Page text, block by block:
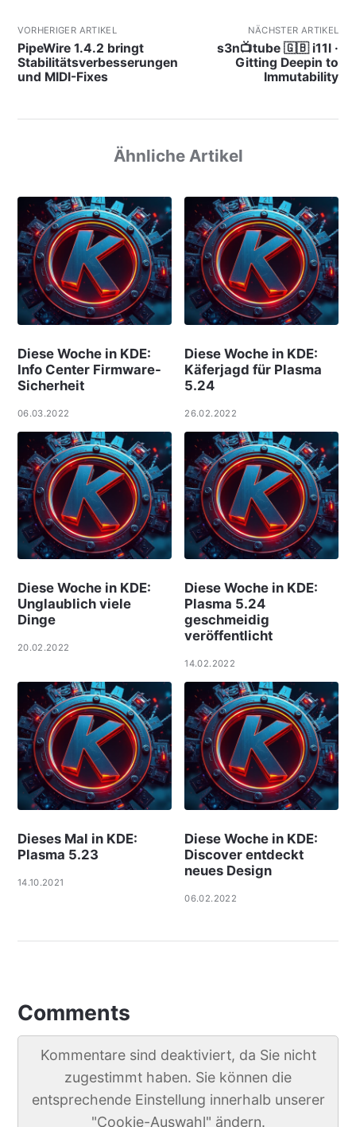
VORHERIGER ARTIKEL
PipeWire 1.4.2 bringt
Stabilitätsverbesserungen
und MIDI-Fixes
NÄCHSTER ARTIKEL
s3n📺tube 🇬🇧 i11l ·
Gitting Deepin to
Immutability
Ähnliche Artikel
Diese Woche in KDE:
Info Center Firmware-
Sicherheit
06.03.2022
Diese Woche in KDE:
Käferjagd für Plasma
5.24
26.02.2022
Diese Woche in KDE:
Unglaublich viele
Dinge
20.02.2022
Diese Woche in KDE:
Plasma 5.24
geschmeidig
veröffentlicht
14.02.2022
Dieses Mal in KDE:
Plasma 5.23
14.10.2021
Diese Woche in KDE:
Discover entdeckt
neues Design
06.02.2022
Comments
Kommentare sind deaktiviert, da Sie nicht
zugestimmt haben. Sie können die
entsprechende Einstellung innerhalb unserer
"Cookie-Auswahl" ändern.